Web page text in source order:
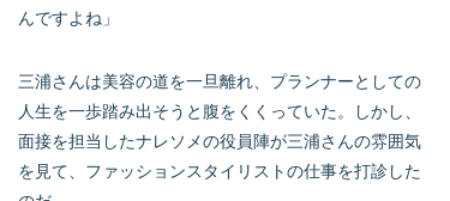
んですよね」
三浦さんは美容の道を一旦離れ、プランナーとしての
人生を一歩踏み出そうと腹をくくっていた。しかし、
面接を担当したナレソメの役員陣が三浦さんの雰囲気
を見て、ファッションスタイリストの仕事を打診した